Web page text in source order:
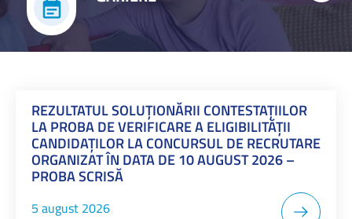
REZULTATUL SOLUȚIONĂRII CONTESTAȚIILOR
LA PROBA DE VERIFICARE A ELIGIBILITĂȚII
CANDIDAȚILOR LA CONCURSUL DE RECRUTARE
ORGANIZAT ÎN DATA DE 10 AUGUST 2026 –
PROBA SCRISĂ
5 august 2026